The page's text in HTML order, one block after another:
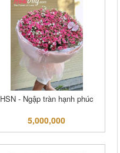
HSN - Ngập tràn hạnh phúc
5,000,000